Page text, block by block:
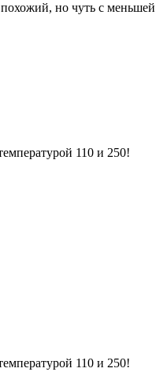
но чуть с
110 и 250!
110 и 250!